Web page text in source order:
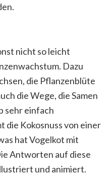
nicht so leicht
Dazu
die Pflanzenblüte
die Wege, die Samen
sehr einfach
die Kokosnuss von einer
hat Vogelkot mit
Antworten auf diese
und animiert.